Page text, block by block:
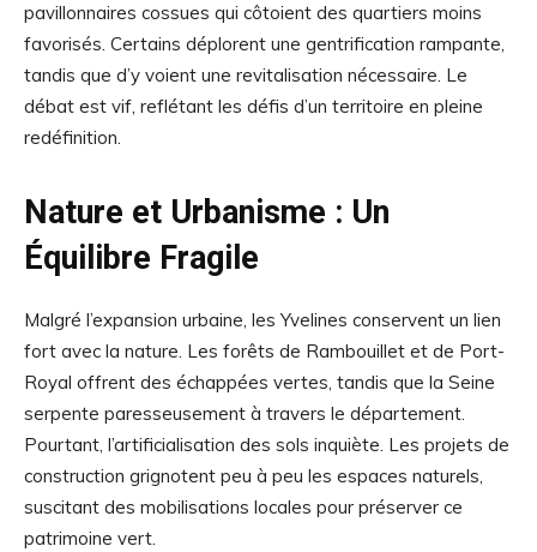
pavillonnaires cossues qui côtoient des quartiers moins
favorisés. Certains déplorent une gentrification rampante,
tandis que d’y voient une revitalisation nécessaire. Le
débat est vif, reflétant les défis d’un territoire en pleine
redéfinition.
Nature et Urbanisme : Un
Équilibre Fragile
Malgré l’expansion urbaine, les Yvelines conservent un lien
fort avec la nature. Les forêts de Rambouillet et de Port-
Royal offrent des échappées vertes, tandis que la Seine
serpente paresseusement à travers le département.
Pourtant, l’artificialisation des sols inquiète. Les projets de
construction grignotent peu à peu les espaces naturels,
suscitant des mobilisations locales pour préserver ce
patrimoine vert.